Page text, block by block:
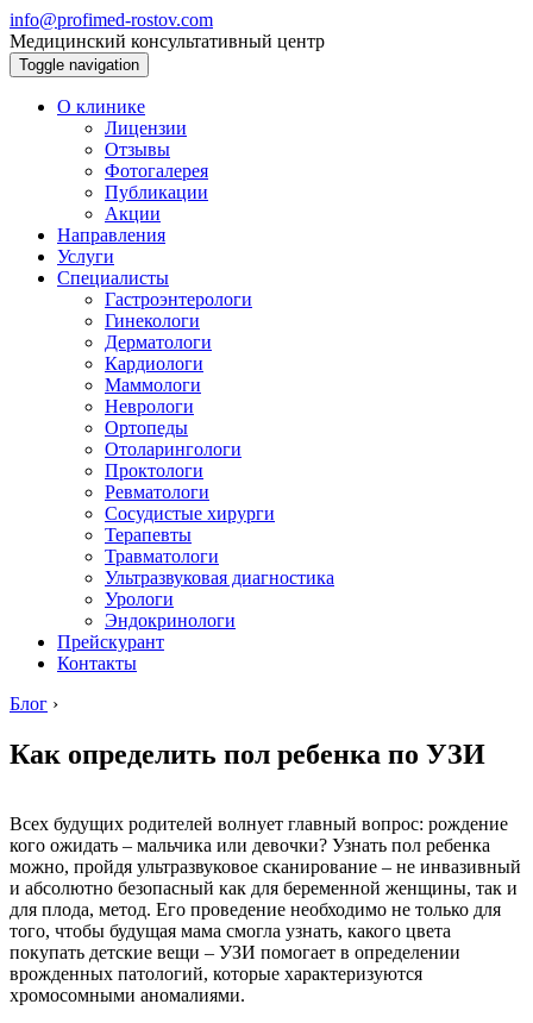
info@profimed-rostov.com
Медицинский консультативный центр
Toggle navigation
О клинике
Лицензии
Отзывы
Фотогалерея
Публикации
Акции
Направления
Услуги
Специалисты
Гастроэнтерологи
Гинекологи
Дерматологи
Кардиологи
Маммологи
Неврологи
Ортопеды
Отоларингологи
Проктологи
Ревматологи
Сосудистые хирурги
Терапевты
Травматологи
Ультразвуковая диагностика
Урологи
Эндокринологи
Прейскурант
Контакты
Блог ›
Как определить пол ребенка по УЗИ
Всех будущих родителей волнует главный вопрос: рождение
кого ожидать – мальчика или девочки? Узнать пол ребенка
можно, пройдя ультразвуковое сканирование – не инвазивный
и абсолютно безопасный как для беременной женщины, так и
для плода, метод. Его проведение необходимо не только для
того, чтобы будущая мама смогла узнать, какого цвета
покупать детские вещи – УЗИ помогает в определении
врожденных патологий, которые характеризуются
хромосомными аномалиями.